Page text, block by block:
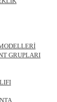
GRUPLARI